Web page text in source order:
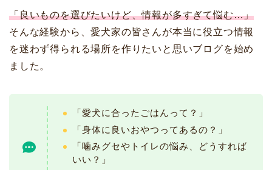
「良いものを選びたいけど、情報が多すぎて悩む…」
そんな経験から、愛犬家の皆さんが本当に役立つ情報
を迷わず得られる場所を作りたいと思いブログを始め
ました。
「愛犬に合ったごはんって？」
「身体に良いおやつってあるの？」
「噛みグセやトイレの悩み、どうすれば
いい？」